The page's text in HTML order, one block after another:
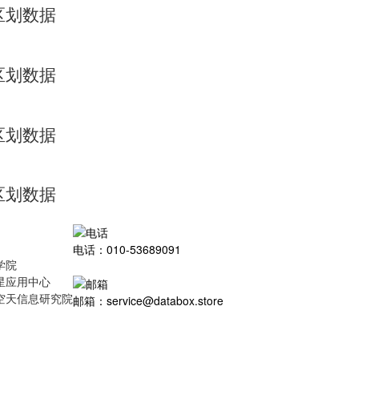
划数据
划数据
划数据
划数据
院
应用中心
天信息研究院
电话：010-53689091
邮箱：service@databox.store